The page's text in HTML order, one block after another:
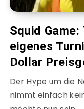
Squid
eigenes
Dollar
Der Hype um die
nimmt einfach